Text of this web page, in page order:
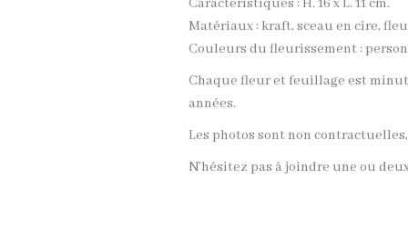
Matériaux : kraft, sceau en cire,
Couleurs du fleurissement :
Chaque fleur et feuillage est
années.
Les photos sont non
N’hésitez pas à joindre une ou